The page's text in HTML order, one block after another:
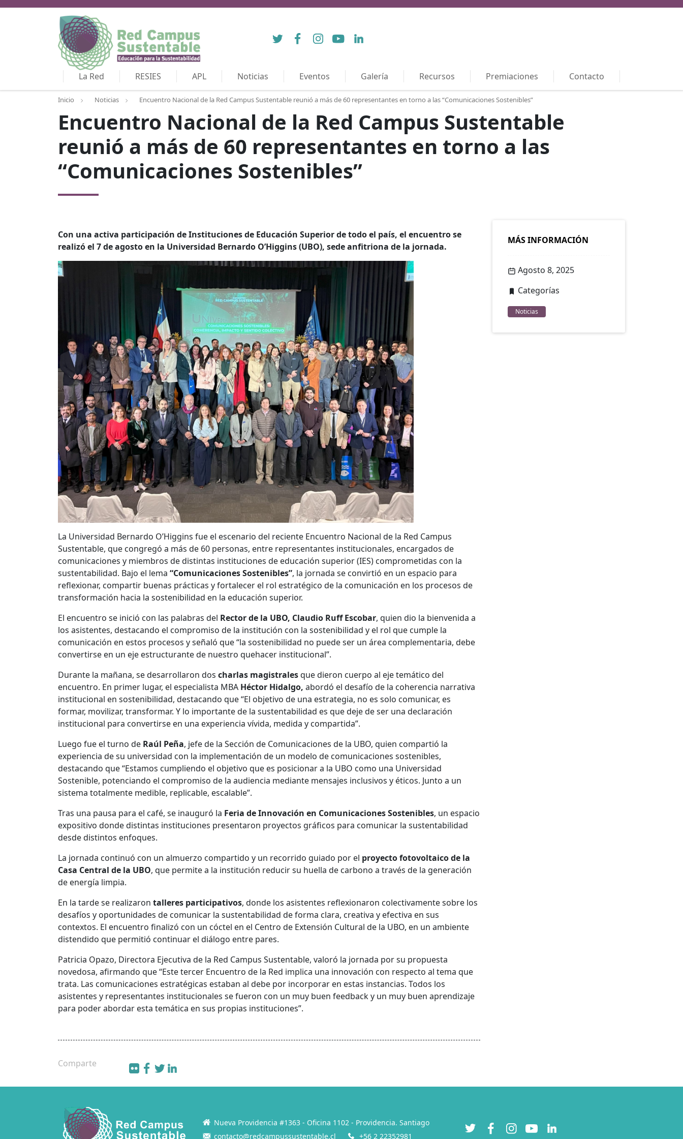
Twitter FacebookInstagramYouTubeLinkedIn
La Red RESIES APL Noticias Eventos Galería Recursos Premiaciones Contacto
Inicio Noticias Encuentro Nacional de la Red Campus Sustentable reunió a más de 60 representantes en torno a las “Comunicaciones Sostenibles”
Encuentro Nacional de la Red Campus Sustentable
reunió a más de 60 representantes en torno a las
“Comunicaciones Sostenibles”
Con una activa participación de Instituciones de Educación Superior de todo el país, el encuentro se
realizó el 7 de agosto en la Universidad Bernardo O’Higgins (UBO), sede anfitriona de la jornada.
La Universidad Bernardo O’Higgins fue el escenario del reciente Encuentro Nacional de la Red Campus
Sustentable, que congregó a más de 60 personas, entre representantes institucionales, encargados de
comunicaciones y miembros de distintas instituciones de educación superior (IES) comprometidas con la
sustentabilidad. Bajo el lema “Comunicaciones Sostenibles”, la jornada se convirtió en un espacio para
reflexionar, compartir buenas prácticas y fortalecer el rol estratégico de la comunicación en los procesos de
transformación hacia la sostenibilidad en la educación superior.
El encuentro se inició con las palabras del Rector de la UBO, Claudio Ruff Escobar, quien dio la bienvenida a
los asistentes, destacando el compromiso de la institución con la sostenibilidad y el rol que cumple la
comunicación en estos procesos y señaló que “la sostenibilidad no puede ser un área complementaria, debe
convertirse en un eje estructurante de nuestro quehacer institucional”.
Durante la mañana, se desarrollaron dos charlas magistralesque dieron cuerpo al eje temático del
encuentro. En primer lugar, el especialista MBA Héctor Hidalgo, abordó el desafío de la coherencia narrativa
institucional en sostenibilidad, destacando que “El objetivo de una estrategia, no es solo comunicar, es
formar, movilizar, transformar. Y lo importante de la sustentabilidad es que deje de ser una declaración
institucional para convertirse en una experiencia vívida, medida y compartida”.
Luego fue el turno de Raúl Peña, jefe de la Sección de Comunicaciones de la UBO, quien compartió la
experiencia de su universidad con la implementación de un modelo de comunicaciones sostenibles,
destacando que “Estamos cumpliendo el objetivo que es posicionar a la UBO como una Universidad
Sostenible, potenciando el compromiso de la audiencia mediante mensajes inclusivos y éticos. Junto a un
sistema totalmente medible, replicable, escalable”.
Tras una pausa para el café, se inauguró la Feria de Innovación en Comunicaciones Sostenibles, un espacio
expositivo donde distintas instituciones presentaron proyectos gráficos para comunicar la sustentabilidad
desde distintos enfoques.
La jornada continuó con un almuerzo compartido y un recorrido guiado por el proyecto fotovoltaico de la
Casa Central de la UBO, que permite a la institución reducir su huella de carbono a través de la generación
de energía limpia.
En la tarde se realizaron talleres participativos, donde los asistentes reflexionaron colectivamente sobre los
desafíos y oportunidades de comunicar la sustentabilidad de forma clara, creativa y efectiva en sus
contextos. El encuentro finalizó con un cóctel en el Centro de Extensión Cultural de la UBO, en un ambiente
distendido que permitió continuar el diálogo entre pares.
Patricia Opazo, Directora Ejecutiva de la Red Campus Sustentable, valoró la jornada por su propuesta
novedosa, afirmando que “Este tercer Encuentro de la Red implica una innovación con respecto al tema que
trata. Las comunicaciones estratégicas estaban al debe por incorporar en estas instancias. Todos los
asistentes y representantes institucionales se fueron con un muy buen feedback y un muy buen aprendizaje
para poder abordar esta temática en sus propias instituciones”.
Comparte
MÁS INFORMACIÓN
Agosto 8, 2025
Categorías
Noticias
Nueva Providencia #1363 - Oficina 1102 - Providencia. Santiago
contacto@redcampussustentable.cl
+56 2 22352981
Twitter FacebookInstagramYouTubeLinkedIn